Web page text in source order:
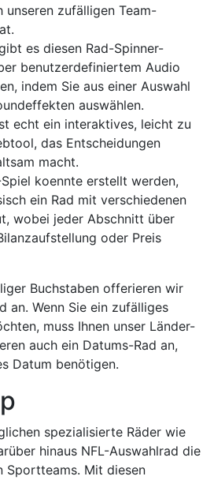
unseren zufälligen Team-
es diesen Rad-Spinner-
benutzerdefiniertem Audio
indem Sie aus einer Auswahl
auswählen.
echt ein interaktives, leicht zu
das Entscheidungen
macht.
koennte erstellt werden,
ein Rad mit verschiedenen
wobei jeder Abschnitt über
oder Preis
Buchstaben offerieren wir
an. Wenn Sie ein zufälliges
muss Ihnen unser Länder-
auch ein Datums-Rad an,
Datum benötigen.
spezialisierte Räder wie
hinaus NFL-Auswahlrad die
Sportteams. Mit diesen